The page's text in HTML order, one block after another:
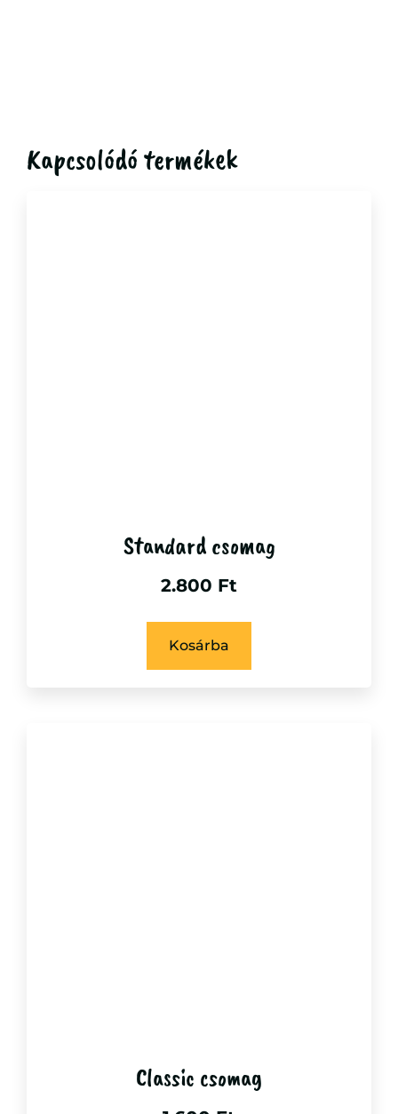
Kapcsolódó termékek
Standard csomag
2.800 Ft
Kosárba
Classic csomag